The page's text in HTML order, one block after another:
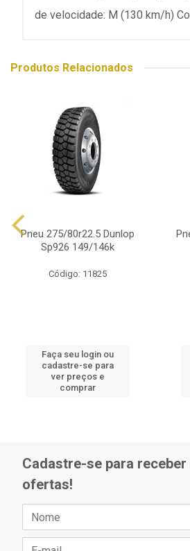
de velocidade: M (130 km/h)
Produtos Relacionados
Pneu 275/80r22.5 Dunlop
Sp926 149/146k
Código: 11825
Faça seu login ou
cadastre-se para
ver preços e
comprar
Cadastre-se para
ofertas!